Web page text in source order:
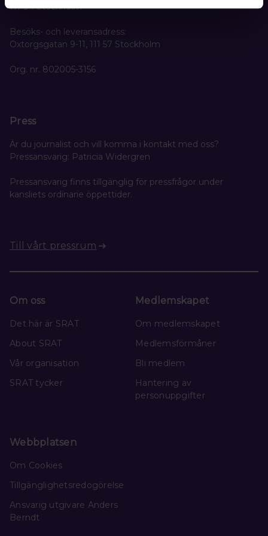
111 84 Stockholm
Besöks- och leveransadress:
Oxtorgsgatan 9-11, 111 57 Stockholm
Org. nr. 802005-3156
Press
Är du journalist och vill komma i kontakt med oss?
Pressansvarig: Patricia Widergren
Pressansvarig finns tillgänglig för pressfrågor under
kansliets ordinarie öppettider.
Till vårt pressrum
Om oss
Det här är SRAT
About SRAT
Vår organisation
SRAT tycker
Medlemskapet
Om medlemskapet
Medlemsförmåner
Bli medlem
Hantering av
personuppgifter
Webbplatsen
Om Cookies
Tillgänglighetsredogörelse
Ansvarig utgivare Anders
Berndt